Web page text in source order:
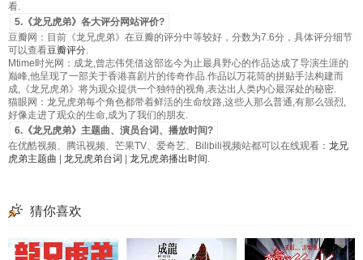
看.
5.《龙兄虎弟》各大评分网站评价?
豆瓣网：目前《龙兄虎弟》在豆瓣的评分中等较好，分数为7.6分，具体评分细节
可以查看豆瓣评分.
Mtime时光网：成龙,曾志伟凭借这部迄今为止最具野心的作品达成了导演生涯的
巅峰,他呈现了一部关于香港喜剧片的传奇作品.作品以万花筒的拼贴手法构建而
成,《龙兄虎弟》将为观众提供一个独特的视角,表达出人类内心最深处的秘密.
猫眼网：龙兄虎弟每个角色都带着鲜活的生命纹路,这些人那么普通,有那么强烈,
好像走进了观众的生命,成为了我们的朋友.
6.《龙兄虎弟》主题曲、演员台词、播放时间?
在优酷视频、腾讯视频、芒果TV、爱奇艺、Bilibili视频站都可以在线观看： 龙兄
虎弟主题曲
龙兄虎弟台词 龙兄虎弟播出时间 .
猜你喜欢